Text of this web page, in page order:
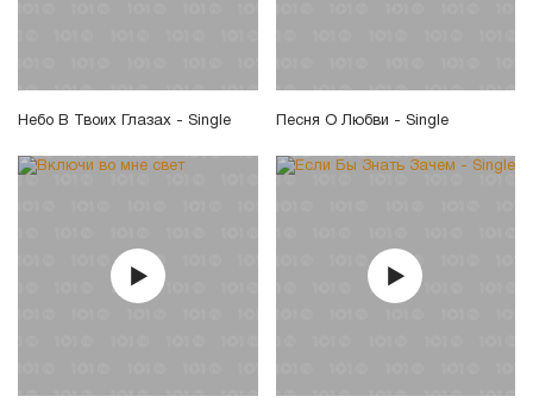
Небо В Твоих Глазах - Single Песня О Любви - Single